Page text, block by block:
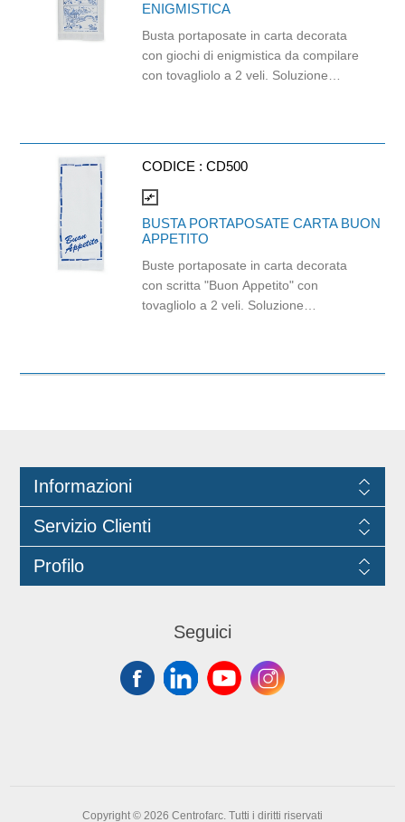
ENIGMISTICA
Busta portaposate in carta decorata
con giochi di enigmistica da compilare
con tovagliolo a 2 veli. Soluzione
grafica con giochi ed enigmi,
includono un tovagliolo in cellulosa a
due veli e rappresentano una scelta
ecologica biodegradabile e riciclabile.
CODICE : CD500
compare_arrows
BUSTA PORTAPOSATE CARTA BUON
APPETITO
Buste portaposate in carta decorata
con scritta "Buon Appetito" con
tovagliolo a 2 veli. Soluzione
Informazioni
Servizio Clienti
Profilo
Seguici
Copyright © 2026 Centrofarc. Tutti i diritti riservati